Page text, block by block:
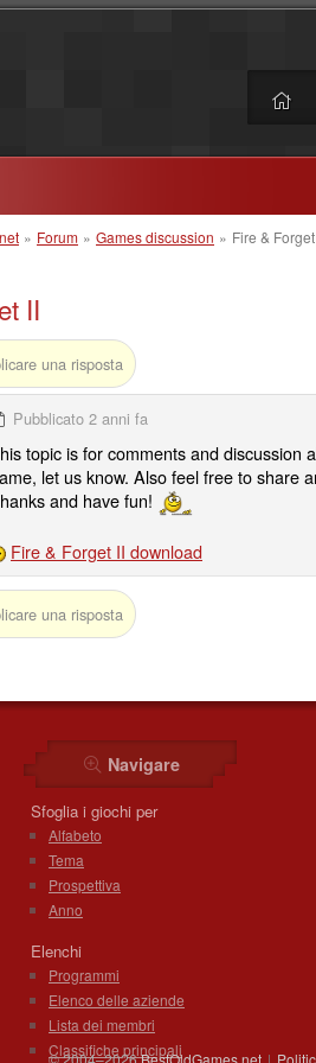
» Forum » Games discussion » Fire &
II
una risposta
Pubblicato 2 anni fa
topic is for comments and discussion
let us know. Also feel free to share
and have fun!
Fire & Forget II download
una risposta
Navigare
Sfoglia i giochi per
Alfabeto
Tema
Prospettiva
Anno
Elenchi
Programmi
Elenco delle aziende
Lista dei membri
Classifiche principali
© 2004–2026BestOldGames.net |